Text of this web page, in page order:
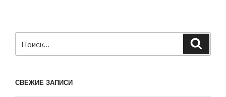
СВЕЖИЕ ЗАПИСИ